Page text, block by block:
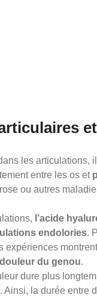
les articulations,
entre les os et
ou autres
l’acide
endolories.
expériences
du genou.
dure plus
Ainsi, la durée entre